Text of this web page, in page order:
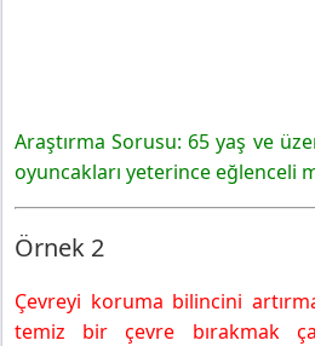
Araştırma Sorusu: 65 yaş ve
oyuncakları yeterince eğlenceli
Örnek 2
Çevreyi koruma bilincini
temiz bir çevre bırakmak